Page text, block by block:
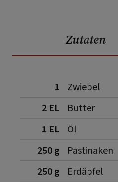
Zutaten
1
Zwiebel
2 EL
Butter
1 EL
Öl
250 g
Pastinaken
250 g
Erdäpfel